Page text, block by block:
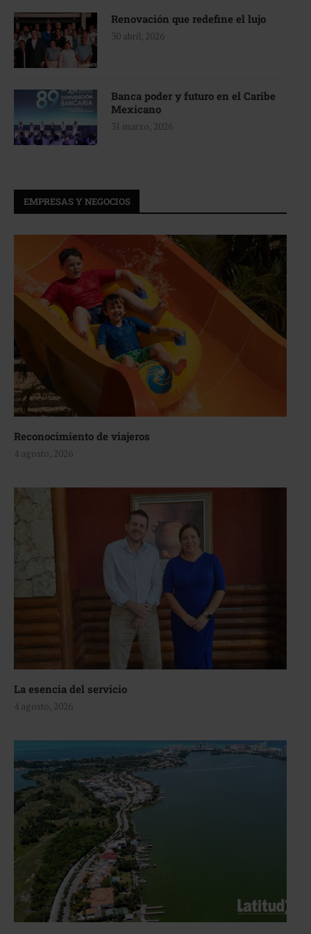
Renovación que redefine el lujo
30 abril, 2026
Banca poder y futuro en el Caribe
Mexicano
31 marzo, 2026
EMPRESAS Y NEGOCIOS
Reconocimiento de viajeros
4 agosto, 2026
La esencia del servicio
4 agosto, 2026